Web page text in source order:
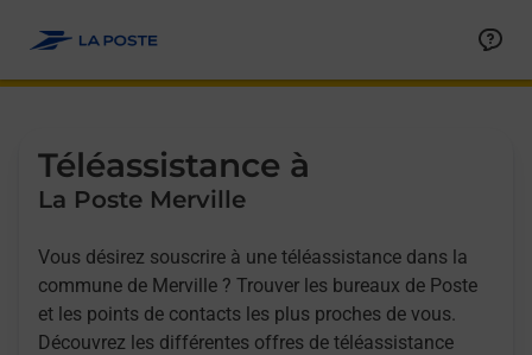
Téléassistance à
La Poste Merville
Vous désirez souscrire à une téléassistance dans la
commune de Merville ? Trouver les bureaux de Poste
et les points de contacts les plus proches de vous.
Découvrez les différentes offres de téléassistance